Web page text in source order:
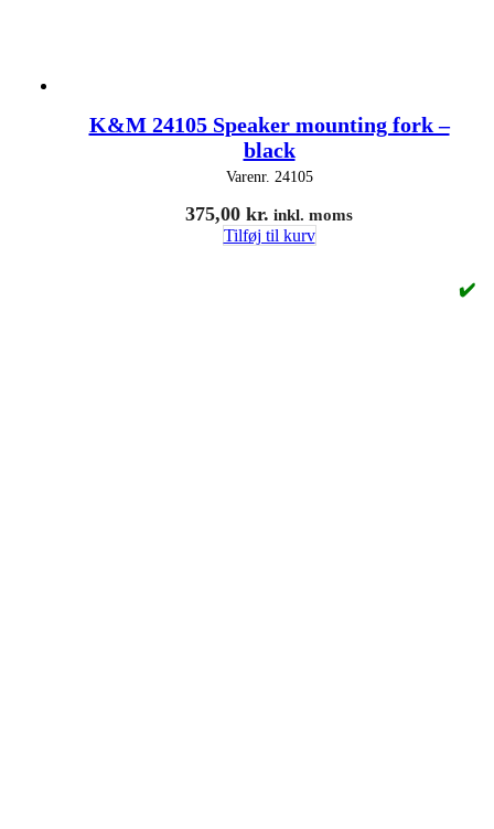
K&M 24105 Speaker mounting fork –
black
Varenr. 24105
375,00 kr. inkl. moms
Tilføj til kurv
✔️